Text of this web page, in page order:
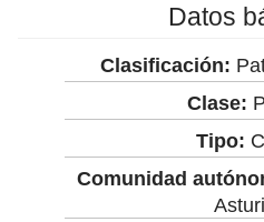
Datos
Clasificación:
Clase:
Tipo:
Comunidad